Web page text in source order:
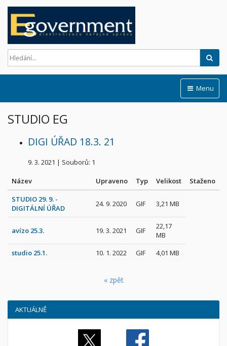
Menu
STUDIO EG
DIGI ÚŘAD 18.3. 21
9. 3. 2021 | Souborů: 1
Název Upraveno Typ Velikost
Staženo
STUDIO 29. 9. -
DIGITÁLNÍ ÚŘAD
24. 9. 2020 GIF 3,21 MB
avízo 25.3. 19. 3. 2021 GIF
22,17
MB
studio 25.1.
10. 1. 2022 GIF 4,01 MB
« zpět
AKTUÁLNĚ